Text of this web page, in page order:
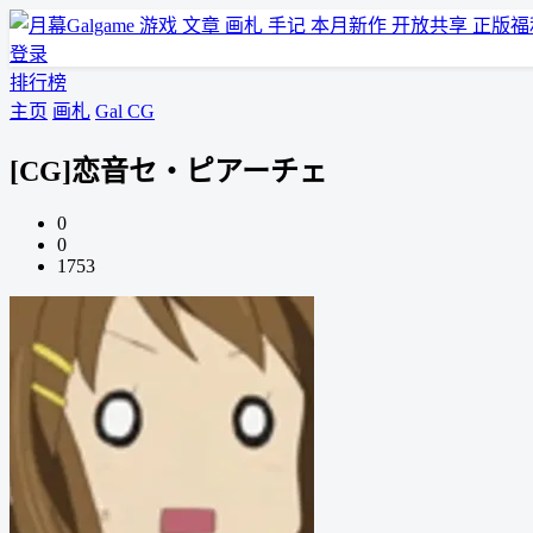
游戏 文章 画札 手记 本月新作 开放共享 正版
登录
排行榜
主页 画札 Gal CG
[CG]恋音セ・ピアーチェ
0
0
1753